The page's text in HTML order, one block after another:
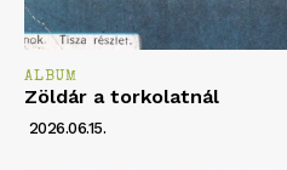
ALBUM
Zöldár a torkolatnál
2026.06.15.